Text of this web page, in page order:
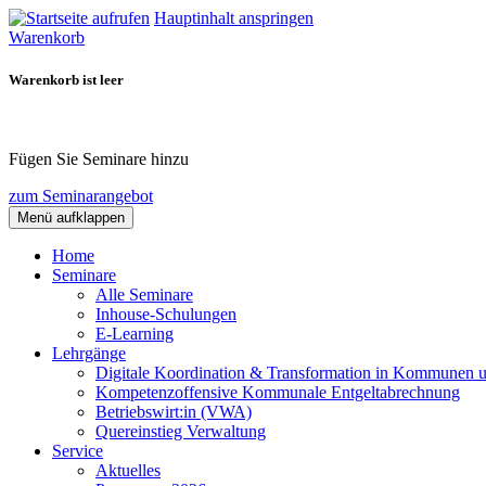
Hauptinhalt anspringen
Warenkorb
Warenkorb ist leer
Fügen Sie Seminare hinzu
zum Seminarangebot
Menü aufklappen
Home
Seminare
Alle Seminare
Inhouse-Schulungen
E-Learning
Lehrgänge
Digitale Koordination & Transformation in Kommunen
Kompetenzoffensive Kommunale Entgeltabrechnung
Betriebswirt:in (VWA)
Quereinstieg Verwaltung
Service
Aktuelles